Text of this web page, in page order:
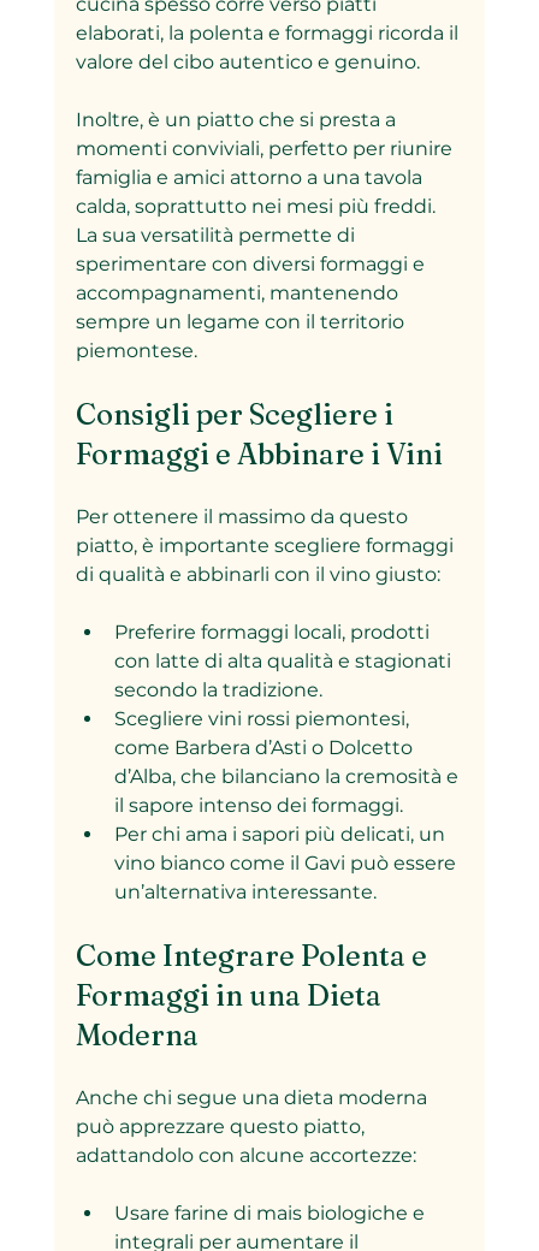
elaborati, la polenta e formaggi ricorda il
valore del cibo autentico e genuino.
Inoltre, è un piatto che si presta a
momenti conviviali, perfetto per riunire
famiglia e amici attorno a una tavola
calda, soprattutto nei mesi più freddi.
La sua versatilità permette di
sperimentare con diversi formaggi e
accompagnamenti, mantenendo
sempre un legame con il territorio
piemontese.
Consigli per Scegliere i
Formaggi e Abbinare i Vini
Per ottenere il massimo da questo
piatto, è importante scegliere formaggi
di qualità e abbinarli con il vino giusto:
Preferire formaggi locali, prodotti
con latte di alta qualità e stagionati
secondo la tradizione.
Scegliere vini rossi piemontesi,
come Barbera d’Asti o Dolcetto
d’Alba, che bilanciano la cremosità e
il sapore intenso dei formaggi.
Per chi ama i sapori più delicati, un
vino bianco come il Gavi può essere
un’alternativa interessante.
Come Integrare Polenta e
Formaggi in una Dieta
Moderna
Anche chi segue una dieta moderna
può apprezzare questo piatto,
adattandolo con alcune accortezze:
Usare farine di mais biologiche e
integrali per aumentare il